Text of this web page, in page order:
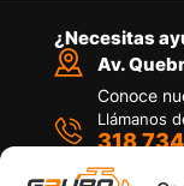
¿Necesitas
Av.
Conoce
Llámanos
318
Por medio